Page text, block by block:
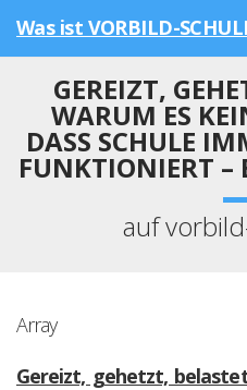
Was ist VORBILD-
GEREIZT,
WARUM ES
DASS SCHULE
FUNKTIONIERT –
auf
Array
Gereizt, gehetzt,